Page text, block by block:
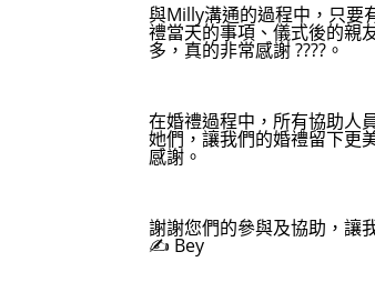
與Milly溝通的過程中，只要
禮當天的事項、儀式後的親
多，真的非常感謝 ????。
在婚禮過程中，所有協助人
她們，讓我們的婚禮留下更
感謝。
謝謝您們的參與及協助，讓
✍ Bey